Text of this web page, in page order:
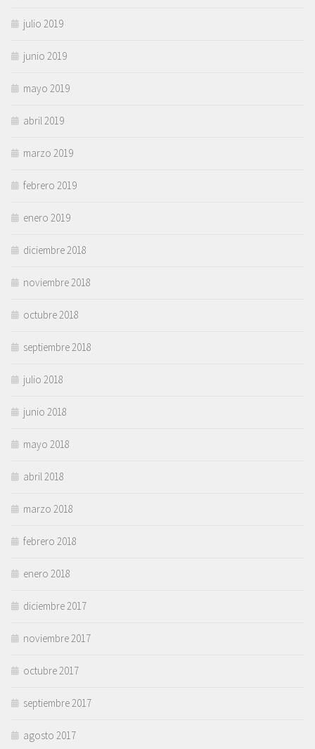
julio 2019
junio 2019
mayo 2019
abril 2019
marzo 2019
febrero 2019
enero 2019
diciembre 2018
noviembre 2018
octubre 2018
septiembre 2018
julio 2018
junio 2018
mayo 2018
abril 2018
marzo 2018
febrero 2018
enero 2018
diciembre 2017
noviembre 2017
octubre 2017
septiembre 2017
agosto 2017